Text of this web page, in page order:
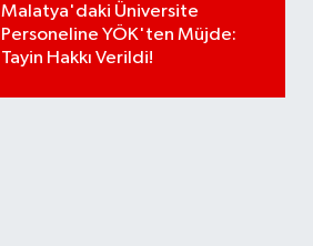
Malatya'daki Üniversite
Personeline YÖK'ten Müjde:
Tayin Hakkı Verildi!